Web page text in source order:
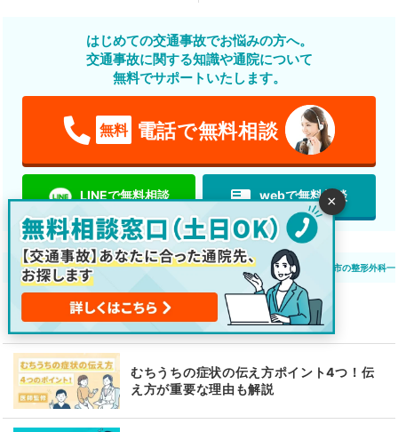
はじめての交通事故でお悩みの方へ。
交通事故に関する知識や通院について
無料でサポートいたします。
無料 電話で無料相談
LINEで無料相談 featured_play_list webで無料相談
交通事故 通院先検索 全国の整形外科一覧 埼玉県の整形外科一覧 朝霞市の整形外科一
よくわかる交通事故病院ガイド
むちうちの症状の伝え方ポイント4つ！伝
え方が重要な理由も解説
×